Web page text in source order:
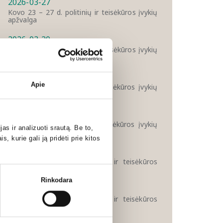
Apie
ir analizuoti srautą. Be to,
kurie gali ją pridėti prie kitos
Rinkodara
Kovo 23 – 27 d. politinių ir teisėkūros įvykių
apžvalga
2026-03-20
Kovo 16 – 20 d. politinių ir teisėkūros įvykių
Kovo 9 – 13 d. politinių ir teisėkūros įvykių
Kovo 2 – 6 d. politinių ir teisėkūros įvykių
apžvalga
Vasario 23 – 27 d. politinių ir teisėkūros
2026-02-20
Vasario 17 – 20 d. politinių ir teisėkūros
įvykių apžvalga